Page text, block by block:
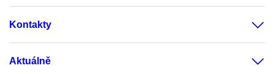
Kontakty
Aktuálně